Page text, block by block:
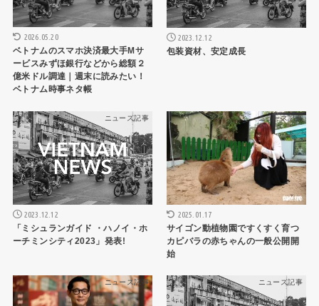
2026.05.20
ベトナムのスマホ決済最大手Mサ
ービスみずほ銀行などから総額２
億米ドル調達｜週末に読みたい！
ベトナム時事ネタ帳
2023.12.12
包装資材、安定成長
ニュース記事
2023.12.12
「ミシュランガイド ・ハノイ・ホ
ーチミンシティ2023」発表!
ニュース記事
2025.01.17
サイゴン動植物園ですくすく育つ
カピバラの赤ちゃんの一般公開開
始
ニュース記事 ニュース記事